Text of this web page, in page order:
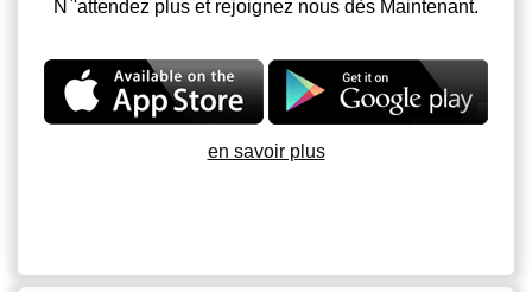
N`'attendez plus et rejoignez nous dès Maintenant.
en savoir plus